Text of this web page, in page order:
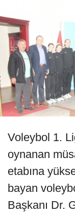
Voleybol 1.
oynanan
etabına
bayan
Başkanı Dr.